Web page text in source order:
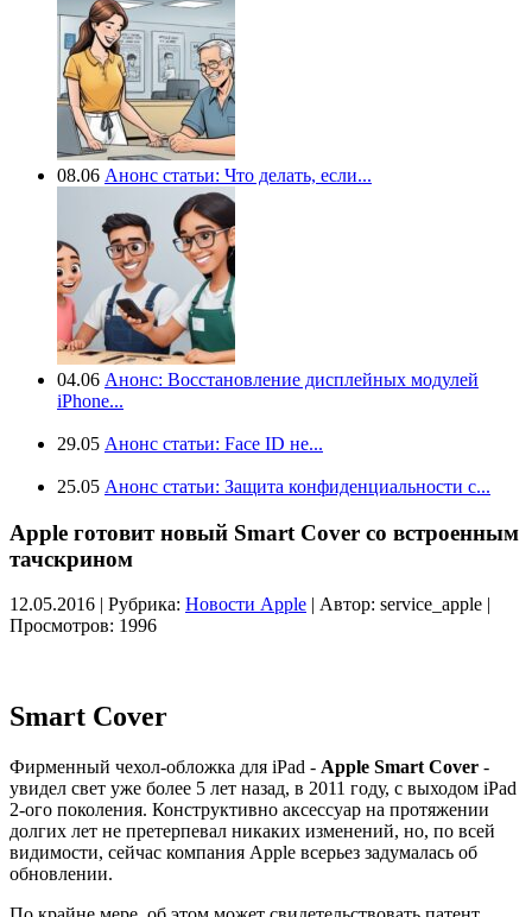
08.06 Анонс статьи: Что делать, если...
04.06 Анонс: Восстановление дисплейных модулей
iPhone...
29.05 Анонс статьи: Face ID не...
25.05 Анонс статьи: Защита конфиденциальности с...
Apple готовит новый Smart Cover со встроенным
тачскрином
12.05.2016 | Рубрика: Новости Apple | Автор: service_apple |
Просмотров: 1996
Smart Cover
Фирменный чехол-обложка для iPad - Apple Smart Cover -
увидел свет уже более 5 лет назад, в 2011 году, с выходом iPad
2-ого поколения. Конструктивно аксессуар на протяжении
долгих лет не претерпевал никаких изменений, но, по всей
видимости, сейчас компания Apple всерьез задумалась об
обновлении.